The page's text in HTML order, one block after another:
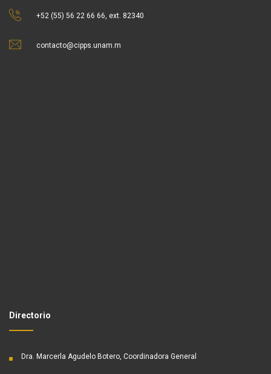
+52 (55) 56 22 66 66, ext. 82340
contacto@cipps.unam.m
Directorio
Dra. Marcerla Agudelo Botero, Coordinadora General